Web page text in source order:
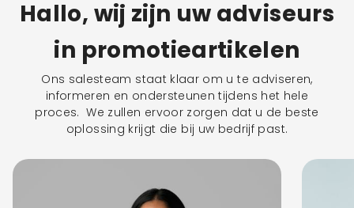
Hallo, wij zijn uw adviseurs
in promotieartikelen
Ons salesteam staat klaar om u te adviseren,
informeren en ondersteunen tijdens het hele
proces. We zullen ervoor zorgen dat u de beste
oplossing krijgt die bij uw bedrijf past.